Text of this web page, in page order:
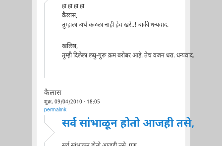
हा हा हा हा
कैलास,
तुम्हाला अर्थ कळला नाही हेच खरे..! बाकी धन्यवाद.
खलिश,
तुम्ही दिलेला लघु-गुरू क्रम बरोबर आहे. तेच वजन धरा. धन्यवाद.
कैलास
शुक्र, 09/04/2010 - 18:05
permalink
सर्व सांभाळून होतो आजही तसे,